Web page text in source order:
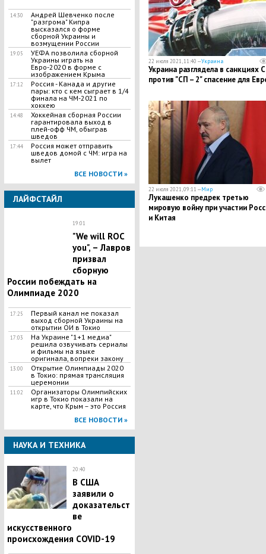
14:30
Андрей Шевченко после
"разгрома" Кипра
высказался о форме
сборной Украины и
возмущении России
19:05
УЕФА позволила сборной
Украины играть на
Евро-2020 в форме с
изображением Крыма
17:12
Россия - Канада и другие
пары: кто с кем сыграет в 1/4
финала на ЧМ-2021 по
хоккею
14:48
Хоккейная сборная России
гарантировала выход в
плей-офф ЧМ, обыграв
шведов
17:44
Россия может отправить
шведов домой с ЧМ: игра на
вылет
ВСЕ НОВОСТИ »
ЛАЙФСТАЙЛ
19:01
"We will ROC
you", – Лавров
призвал
сборную
России побеждать на
Олимпиаде 2020
17:25
Первый канал не показал
выход сборной Украины на
открытии ОИ в Токио
17:03
На Украине "1+1 медиа"
решила озвучивать сериалы
и фильмы на языке
оригинала, вопреки закону
13:00
Открытие Олимпиады 2020
в Токио: прямая трансляция
церемонии
11:02
Организаторы Олимпийских
игр в Токио показали на
карте, что Крым – это Россия
ВСЕ НОВОСТИ »
НАУКА И ТЕХНИКА
20:40
В США
заявили о
доказательст
ве
искусственного
происхождения COVID-19
22 июля 2021, 11:40 —Украина
Украина разглядела в санкциях
против "СП – 2" спасение для
22 июля 2021, 09:11 —Мир
Лукашенко предрек третью
мировую войну при участии
и Китая